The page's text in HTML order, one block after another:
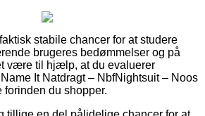
stabile chancer for at studere
brugeres bedømmelser og på
være til hjælp, at du evaluerer
It Natdragt – NbfNightsuit – Noos
du shopper.